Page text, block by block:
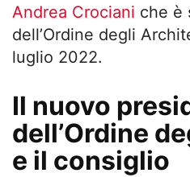
Andrea Crociani che è
dell’Ordine degli
luglio 2022.
Il nuovo
dell’Ordine
e il consiglio